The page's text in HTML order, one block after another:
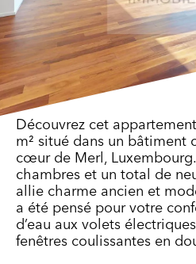
Découvrez cet
m² situé dans un bâtiment
cœur de Merl,
chambres et un total de
allie charme ancien et
a été pensé pour votre
d’eau aux volets
fenêtres coulissantes en